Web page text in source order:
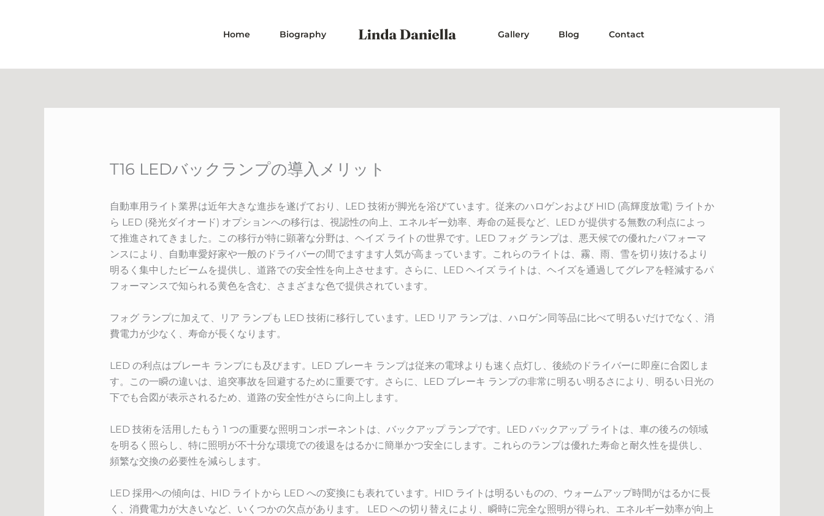
Home Biography Gallery Blog Contact
T16 LEDバックランプの導入メリット
自動車用ライト業界は近年大きな進歩を遂げており、LED 技術が脚光を浴びています。従来のハロゲンおよび HID (高輝度放電) ライトか
ら LED (発光ダイオード) オプションへの移行は、視認性の向上、エネルギー効率、寿命の延長など、LED が提供する無数の利点によっ
て推進されてきました。この移行が特に顕著な分野は、ヘイズ ライトの世界です。LED フォグ ランプは、悪天候での優れたパフォーマ
ンスにより、自動車愛好家や一般のドライバーの間でますます人気が高まっています。これらのライトは、霧、雨、雪を切り抜けるより
明るく集中したビームを提供し、道路での安全性を向上させます。さらに、LED ヘイズ ライトは、ヘイズを通過してグレアを軽減するパ
フォーマンスで知られる黄色を含む、さまざまな色で提供されています。
フォグ ランプに加えて、リア ランプも LED 技術に移行しています。LED リア ランプは、ハロゲン同等品に比べて明るいだけでなく、消
費電力が少なく、寿命が長くなります。
LED の利点はブレーキ ランプにも及びます。LED ブレーキ ランプは従来の電球よりも速く点灯し、後続のドライバーに即座に合図しま
す。この一瞬の違いは、追突事故を回避するために重要です。さらに、LED ブレーキ ランプの非常に明るい明るさにより、明るい日光の
下でも合図が表示されるため、道路の安全性がさらに向上します。
LED 技術を活用したもう 1 つの重要な照明コンポーネントは、バックアップ ランプです。LED バックアップ ライトは、車の後ろの領域
を明るく照らし、特に照明が不十分な環境での後退をはるかに簡単かつ安全にします。これらのランプは優れた寿命と耐久性を提供し、
頻繁な交換の必要性を減らします。
LED 採用への傾向は、HID ライトから LED への変換にも表れています。HID ライトは明るいものの、ウォームアップ時間がはるかに長
く、消費電力が大きいなど、いくつかの欠点があります。 LED への切り替えにより、瞬時に完全な照明が得られ、エネルギー効率が向上